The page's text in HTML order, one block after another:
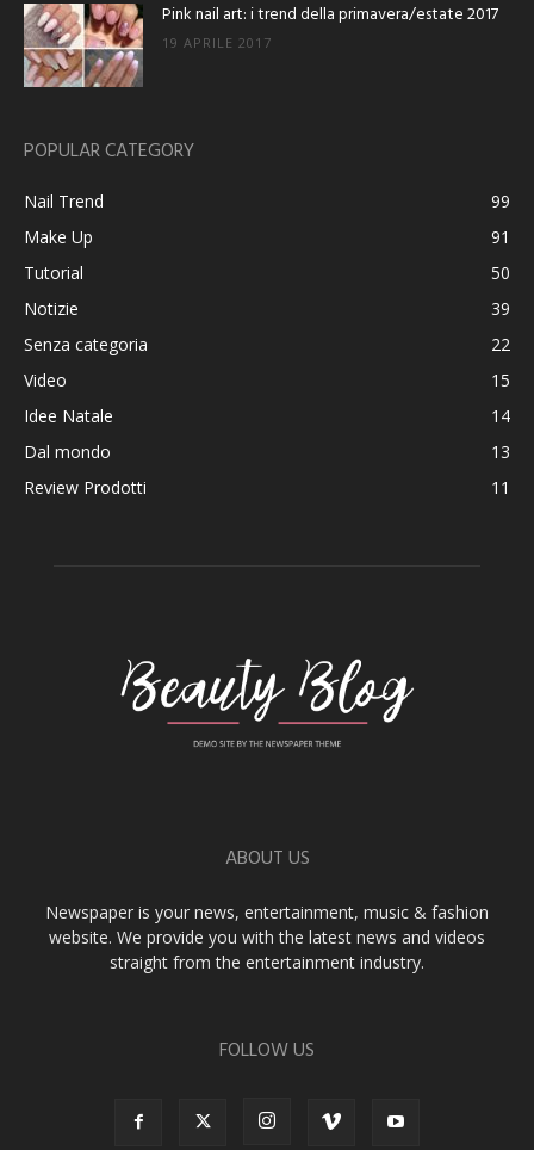
Pink nail art: i trend della primavera/estate 2017
19 APRILE 2017
POPULAR CATEGORY
Nail Trend
99
Make Up
91
Tutorial
50
Notizie
39
Senza categoria
22
Video
15
Idee Natale
14
Dal mondo
13
Review Prodotti
11
ABOUT US
Newspaper is your news, entertainment, music & fashion
website. We provide you with the latest news and videos
straight from the entertainment industry.
FOLLOW US